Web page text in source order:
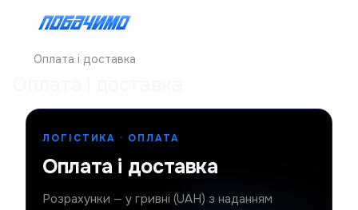
Оплата і доставка
ЛОГІСТИКА · ОПЛАТА
Оплата і доставка
Розрахунки — у гривні (UAH) з наданням